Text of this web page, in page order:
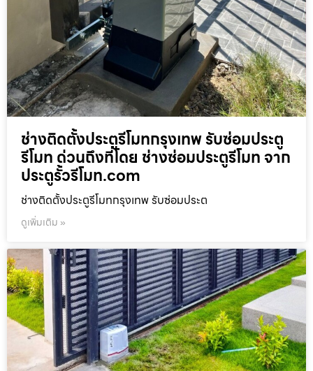
ช่างติดตั้งประตูรีโมทกรุงเทพ รับซ่อมประตู
รีโมท ด่วนถึงที่โดย ช่างซ่อมประตูรีโมท จาก
ประตูรั้วรีโมท.com
ช่างติดตั้งประตูรีโมทกรุงเทพ รับซ่อมประต
ดูเพิ่มเติม »